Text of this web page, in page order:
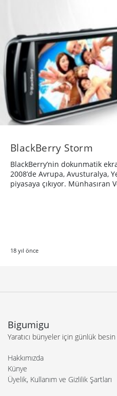
BlackBerry Storm
BlackBerry’nin dokunmatik
2008’de Avrupa, Avusturalya,
piyasaya çıkıyor. Münhasıran
18 yıl önce
Bigumigu
Yaratıcı bünyeler için günlük besin
Hakkımızda
Künye
Üyelik, Kullanım ve Gizlilik Şartları